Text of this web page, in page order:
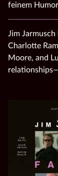
feinem
Jim Jarmusch
Charlotte
Moore, and